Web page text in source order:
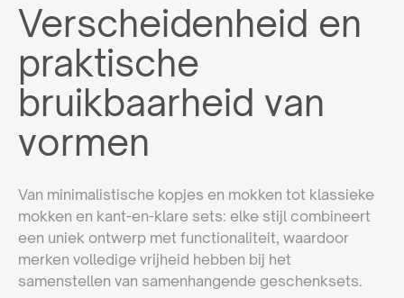
Verscheidenheid en
praktische
bruikbaarheid van
vormen
Van minimalistische kopjes en mokken tot klassieke
mokken en kant-en-klare sets: elke stijl combineert
een uniek ontwerp met functionaliteit, waardoor
merken volledige vrijheid hebben bij het
samenstellen van samenhangende geschenksets.